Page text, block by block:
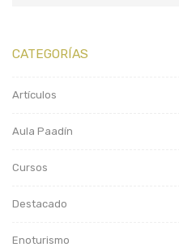
CATEGORÍAS
Artículos
Aula Paadín
Cursos
Destacado
Enoturismo